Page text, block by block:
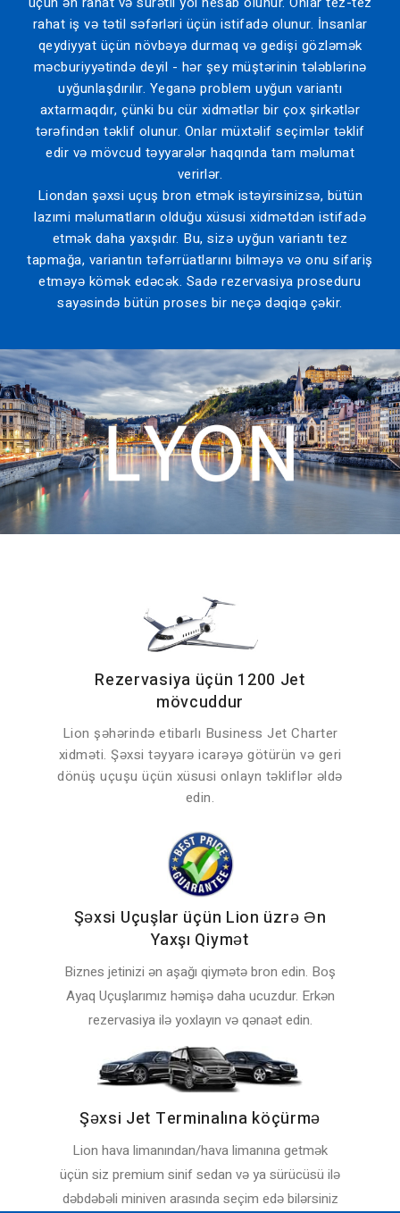
rahat iş və tətil səfərləri üçün istifadə olunur. İnsanlar
qeydiyyat üçün növbəyə durmaq və gedişi gözləmək
məcburiyyətində deyil - hər şey müştərinin tələblərinə
uyğunlaşdırılır. Yeganə problem uyğun variantı
axtarmaqdır, çünki bu cür xidmətlər bir çox şirkətlər
tərəfindən təklif olunur. Onlar müxtəlif seçimlər təklif
edir və mövcud təyyarələr haqqında tam məlumat
verirlər.
Liondan şəxsi uçuş bron etmək istəyirsinizsə, bütün
lazımi məlumatların olduğu xüsusi xidmətdən istifadə
etmək daha yaxşıdır. Bu, sizə uyğun variantı tez
tapmağa, variantın təfərrüatlarını bilməyə və onu sifariş
etməyə kömək edəcək. Sadə rezervasiya proseduru
sayəsində bütün proses bir neçə dəqiqə çəkir.
Rezervasiya üçün 1200 Jet
mövcuddur
Lion şəhərində etibarlı Business Jet Charter
xidməti. Şəxsi təyyarə icarəyə götürün və geri
dönüş uçuşu üçün xüsusi onlayn təkliflər əldə
edin.
Şəxsi Uçuşlar üçün Lion üzrə Ən
Yaxşı Qiymət
Biznes jetinizi ən aşağı qiymətə bron edin. Boş
Ayaq Uçuşlarımız həmişə daha ucuzdur. Erkən
rezervasiya ilə yoxlayın və qənaət edin.
Şəxsi Jet Terminalına köçürmə
Lion hava limanından/hava limanına getmək
üçün siz premium sinif sedan və ya sürücüsü ilə
dəbdəbəli miniven arasında seçim edə bilərsiniz